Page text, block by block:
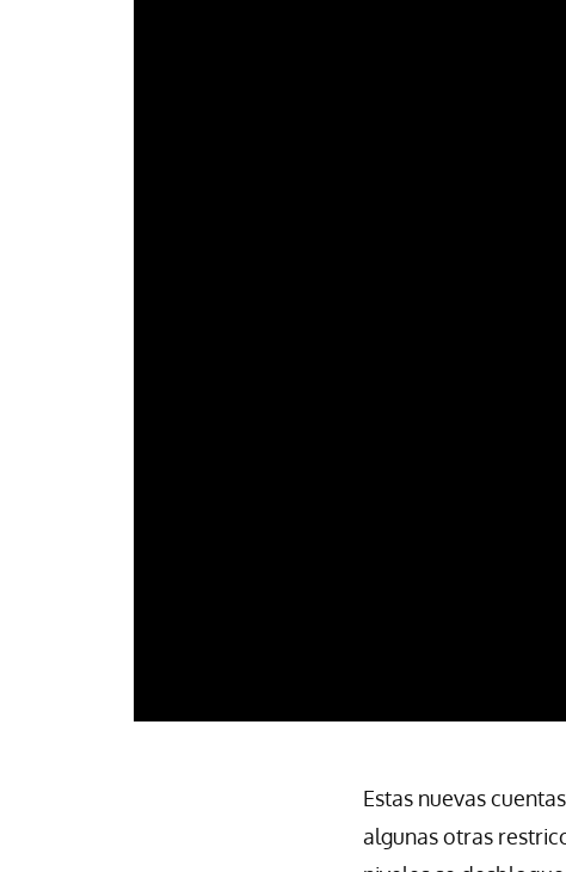
Estas nuevas
algunas otras